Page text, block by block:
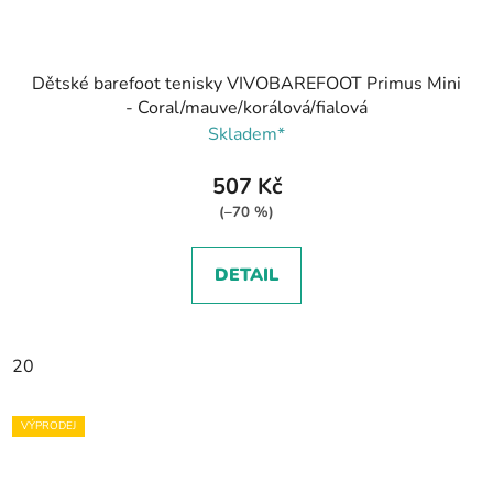
Dětské barefoot tenisky VIVOBAREFOOT Primus Mini
- Coral/mauve/korálová/fialová
Skladem*
507 Kč
(–70 %)
DETAIL
20
VÝPRODEJ